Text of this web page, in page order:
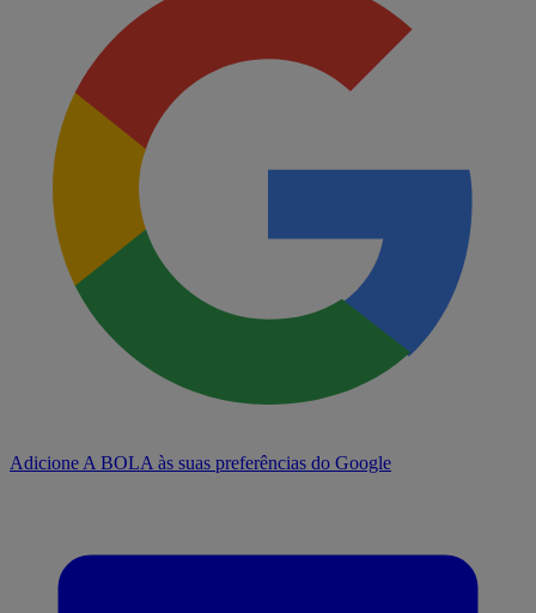
Adicione A BOLA às suas preferências do Google